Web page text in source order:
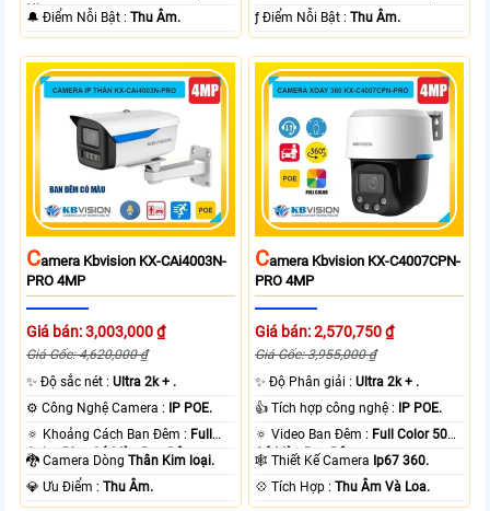
Nhựa.
️🔔 Điểm Nỗi Bật :Thu Âm.
️ƒ Điểm Nỗi Bật :Thu Âm.
CAmera Kbvision KX-CAi4003N-
PRO 4MP
Giá bán: 3,003,000 ₫
Giá Gốc: 4,620,000 ₫
✨ Độ sắc nét :Ultra 2k + .
⚙ Công Nghệ Camera : IP POE.
🔅 Khoảng Cách Ban Đêm : Full
Color 50m Có Màu Ban Ðêm.
🐉️ Camera DòngThân Kim loại.
️💎 Ưu Điểm :Thu Âm.
CAmera Kbvision KX-C4007CPN-
PRO 4MP
Giá bán: 2,570,750 ₫
Giá Gốc: 3,955,000 ₫
✨ Độ Phân giải :Ultra 2k + .
👍 Tích hợp công nghệ : IP POE.
🔅 Video Ban Đêm : Full Color 50m
Có Màu Ban Ðêm.
🕸️ Thiết Kế Camera Ip67 360.
️💠 Tích Hợp :Thu Âm Và Loa.